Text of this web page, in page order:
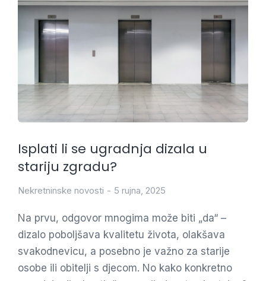
Isplati li se ugradnja dizala u
stariju zgradu?
Nekretninske novosti 5 rujna, 2025
Na prvu, odgovor mnogima može biti „da“ –
dizalo poboljšava kvalitetu života, olakšava
svakodnevicu, a posebno je važno za starije
osobe ili obitelji s djecom. No kako konkretno